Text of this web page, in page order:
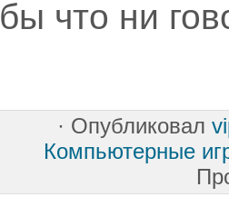
бы что ни
· Опубликовал
Компьютерные